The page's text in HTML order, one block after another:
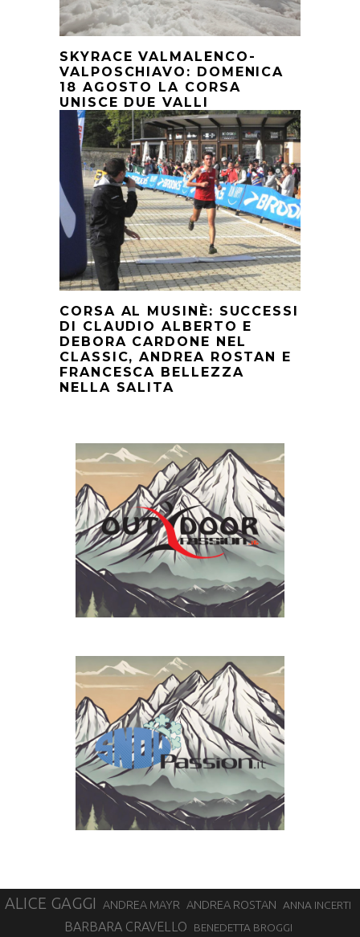
SKYRACE VALMALENCO-
VALPOSCHIAVO: DOMENICA
18 AGOSTO LA CORSA
UNISCE DUE VALLI
CORSA AL MUSINÈ: SUCCESSI
DI CLAUDIO ALBERTO E
DEBORA CARDONE NEL
CLASSIC, ANDREA ROSTAN E
FRANCESCA BELLEZZA
NELLA SALITA
ALICE GAGGI ANDREA MAYR ANDREA ROSTAN ANNA INCERTI
BARBARA CRAVELLO BENEDETTA BROGGI